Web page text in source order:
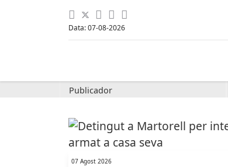
Data: 07-08-2026
Publicador
07 Agost 2026